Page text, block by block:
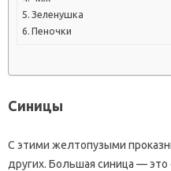
Зеленушка
Пеночки
Синицы
С этими желтопузыми
других. Большая синица —